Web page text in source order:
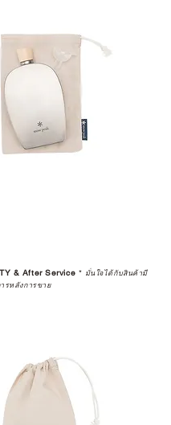
& After Service * มั่นใจได้กับสินค้ามี
รหลังการขาย